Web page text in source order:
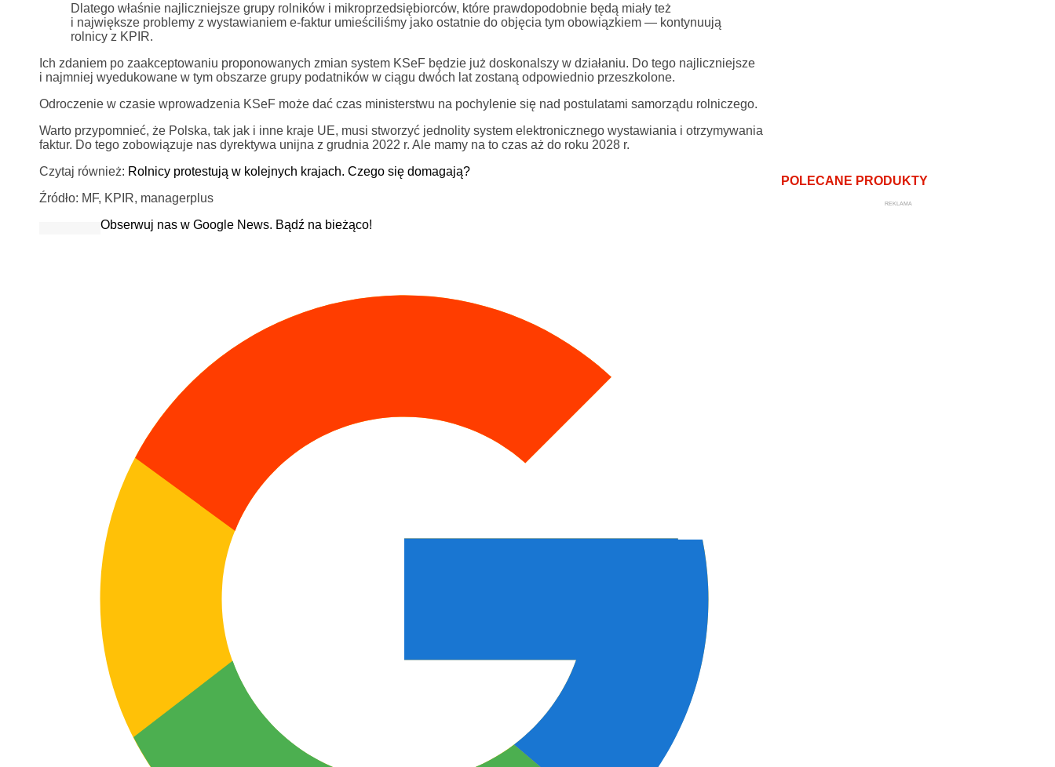
Dlatego właśnie najliczniejsze grupy rolników i mikroprzedsiębiorców, które prawdopodobnie będą miały też
i największe problemy z wystawianiem e-faktur umieściliśmy jako ostatnie do objęcia tym obowiązkiem — kontynuują
rolnicy z KPIR.
Ich zdaniem po zaakceptowaniu proponowanych zmian system KSeF będzie już doskonalszy w działaniu. Do tego najliczniejsze
i najmniej wyedukowane w tym obszarze grupy podatników w ciągu dwóch lat zostaną odpowiednio przeszkolone.
Odroczenie w czasie wprowadzenia KSeF może dać czas ministerstwu na pochylenie się nad postulatami samorządu rolniczego.
Warto przypomnieć, że Polska, tak jak i inne kraje UE, musi stworzyć jednolity system elektronicznego wystawiania i otrzymywania
faktur. Do tego zobowiązuje nas dyrektywa unijna z grudnia 2022 r. Ale mamy na to czas aż do roku 2028 r.
Czytaj również: Rolnicy protestują w kolejnych krajach. Czego się domagają?
Źródło: MF, KPIR, managerplus
Obserwuj nas w Google News. Bądź na bieżąco!
POLECANE PRODUKTY
REKLAMA